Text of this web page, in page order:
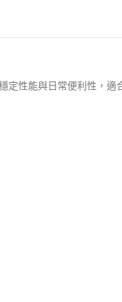
定性能與日常便利性，